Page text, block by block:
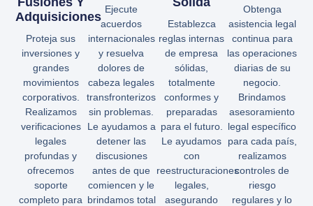
Adquisiciones
Proteja sus
inversiones y
grandes
movimientos
corporativos.
Realizamos
verificaciones
legales
profundas y
ofrecemos
soporte
completo para
Ejecute
acuerdos
internacionales
y resuelva
dolores de
cabeza legales
transfronterizos
sin problemas.
Le ayudamos a
detener las
discusiones
antes de que
comiencen y le
brindamos total
Establezca
reglas internas
de empresa
sólidas,
totalmente
conformes y
preparadas
para el futuro.
Le ayudamos
con
reestructuraciones
legales,
asegurando
Obtenga
asistencia legal
continua para
las operaciones
diarias de su
negocio.
Brindamos
asesoramiento
legal específico
para cada país,
realizamos
controles de
riesgo
regulares y lo